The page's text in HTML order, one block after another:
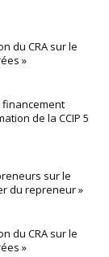
du CRA sur le
»
financement
de la CCIP 5
sur le
du repreneur »
du CRA sur le
»